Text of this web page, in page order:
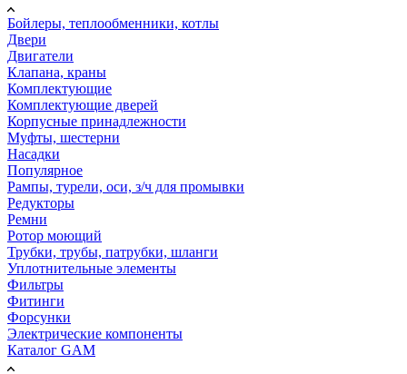
Бойлеры, теплообменники, котлы
Двери
Двигатели
Клапана, краны
Комплектующие
Комплектующие дверей
Корпусные принадлежности
Муфты, шестерни
Насадки
Популярное
Рампы, турели, оси, з/ч для промывки
Редукторы
Ремни
Ротор моющий
Трубки, трубы, патрубки, шланги
Уплотнительные элементы
Фильтры
Фитинги
Форсунки
Электрические компоненты
Каталог GAM